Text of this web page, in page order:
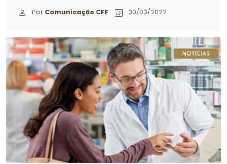
Por Comunicação CFF 30/03/2022